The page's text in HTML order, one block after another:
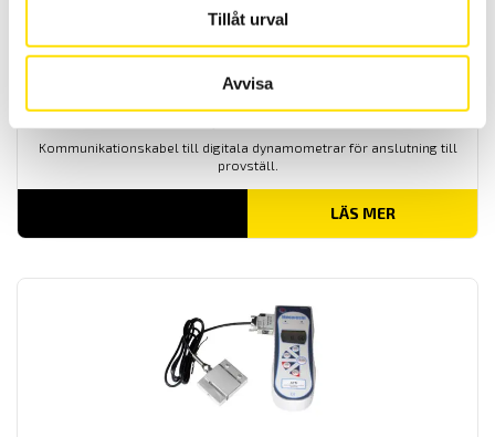
Tillåt urval
Avvisa
Kablar Digital dynamometer – Provställ
Kommunikationskabel till digitala dynamometrar för anslutning till
provställ.
LÄS MER